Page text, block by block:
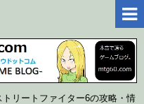
リートファイター6の攻略・情